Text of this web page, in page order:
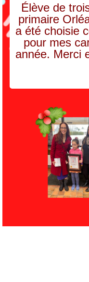
Élève de
primaire
a été choisie
pour mes
année. Merci